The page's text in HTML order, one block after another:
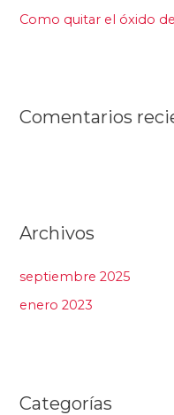
Como quitar el óxido
Comentarios
Archivos
septiembre 2025
enero 2023
Categorías